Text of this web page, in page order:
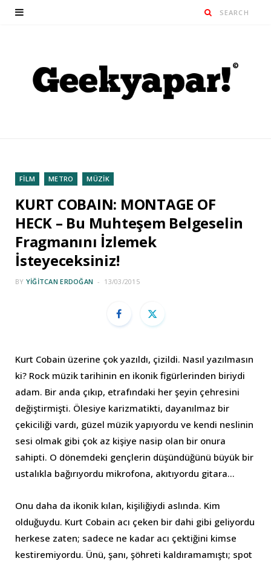
FİLM METRO MÜZİK
KURT COBAIN: MONTAGE OF
HECK – Bu Muhteşem Belgeselin
Fragmanını İzlemek
İsteyeceksiniz!
BY YIĞITCAN ERDOĞAN 13/03/2015
Kurt Cobain üzerine çok yazıldı, çizildi. Nasıl yazılmasın
ki? Rock müzik tarihinin en ikonik figürlerinden biriydi
adam. Bir anda çıkıp, etrafındaki her şeyin çehresini
değiştirmişti. Ölesiye karizmatikti, dayanılmaz bir
çekiciliği vardı, güzel müzik yapıyordu ve kendi neslinin
sesi olmak gibi çok az kişiye nasip olan bir onura
sahipti. O dönemdeki gençlerin düşündüğünü büyük bir
ustalıkla bağırıyordu mikrofona, akıtıyordu gitara…
Onu daha da ikonik kılan, kişiliğiydi aslında. Kim
olduğuydu. Kurt Cobain acı çeken bir dahi gibi geliyordu
herkese zaten; sadece ne kadar acı çektiğini kimse
kestiremiyordu. Ünü, şanı, şöhreti kaldıramamıştı; spot